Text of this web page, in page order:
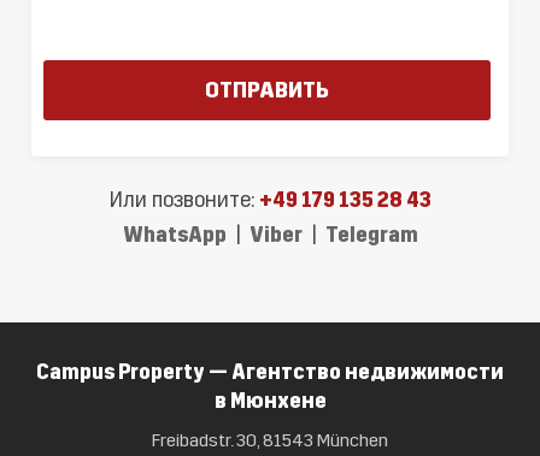
Или позвоните: +49 179 135 28 43
WhatsApp
Viber Telegram
Campus Property — Агентство недвижимости
в Мюнхене
Freibadstr. 30, 81543 München